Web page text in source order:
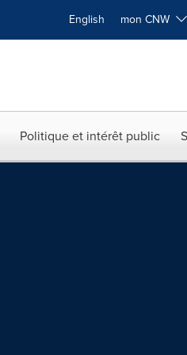
English mon CNW
Politique et intérêt public